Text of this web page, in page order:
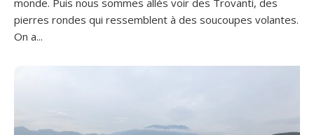
pierres rondes qui ressemblent à des soucoupes volantes.
On a...